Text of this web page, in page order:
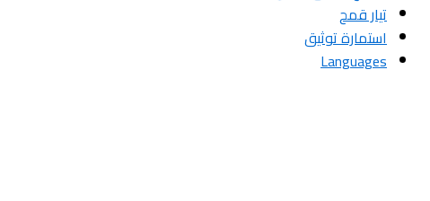
تيار قمح
استمارة توثيق
Languages